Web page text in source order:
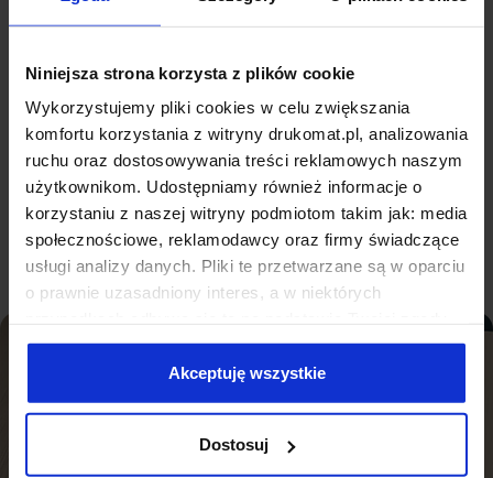
Niniejsza strona korzysta z plików cookie
Wykorzystujemy pliki cookies w celu zwiększania
komfortu korzystania z witryny drukomat.pl, analizowania
ruchu oraz dostosowywania treści reklamowych naszym
użytkownikom. Udostępniamy również informacje o
korzystaniu z naszej witryny podmiotom takim jak: media
społecznościowe, reklamodawcy oraz firmy świadczące
usługi analizy danych. Pliki te przetwarzane są w oparciu
o prawnie uzasadniony interes, a w niektórych
Niektóre z plików cookies dostarczane i przetwarzane są
przez naszych zewnętrznych partnerów, z których listą
możesz zapoznać się poniżej. Klikając “Akceptuję
wszystkich wymienionych wcześniej rodzajów cookies
Akceptuję wszystkie
Dostosuj
papier świetnie nadaje się do pisania, a kartonowy spód
zwiększa komfort użytkowania. Dziurki ułatwią
nowoczesny wygląd. To produkt, który skutecznie łączy
estetykę z użytecznością, stając się praktycznym
elementem wyposażenia biura czy materiałem
promocyjnym na targach i konferencjach.
Pełna specyfikacja